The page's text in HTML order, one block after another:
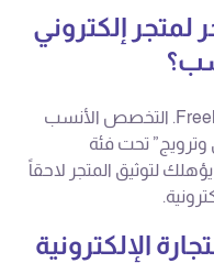
إلكتروني
يمكنك استخراجها عبر بوابة Freelance.sa. التخصص الأنسب
وترويج” تحت فئة
لتوثيق المتجر لاحقاً
الإلكترونية